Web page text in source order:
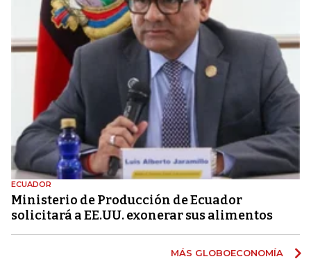
ECUADOR
Ministerio de Producción de Ecuador
solicitará a EE.UU. exonerar sus alimentos
MÁS GLOBOECONOMÍA